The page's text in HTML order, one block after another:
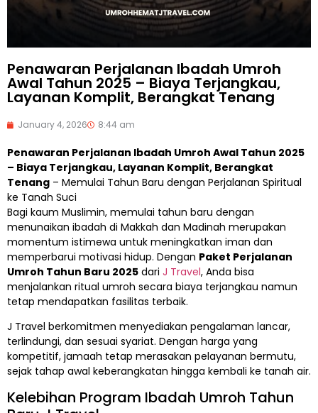
Penawaran Perjalanan Ibadah Umroh
Awal Tahun 2025 – Biaya Terjangkau,
Layanan Komplit, Berangkat Tenang
January 4, 2026 8:44 am
Penawaran Perjalanan Ibadah Umroh Awal Tahun 2025
– Biaya Terjangkau, Layanan Komplit, Berangkat
Tenang – Memulai Tahun Baru dengan Perjalanan Spiritual
ke Tanah Suci
Bagi kaum Muslimin, memulai tahun baru dengan
menunaikan ibadah di Makkah dan Madinah merupakan
momentum istimewa untuk meningkatkan iman dan
memperbarui motivasi hidup. Dengan Paket Perjalanan
Umroh Tahun Baru 2025 dari J Travel, Anda bisa
menjalankan ritual umroh secara biaya terjangkau namun
tetap mendapatkan fasilitas terbaik.
J Travel berkomitmen menyediakan pengalaman lancar,
terlindungi, dan sesuai syariat. Dengan harga yang
kompetitif, jamaah tetap merasakan pelayanan bermutu,
sejak tahap awal keberangkatan hingga kembali ke tanah air.
Kelebihan Program Ibadah Umroh Tahun